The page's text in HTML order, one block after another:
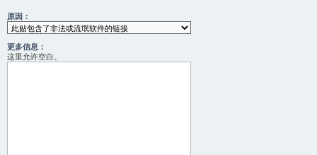
原因：
更多信息：
这里允许空白。